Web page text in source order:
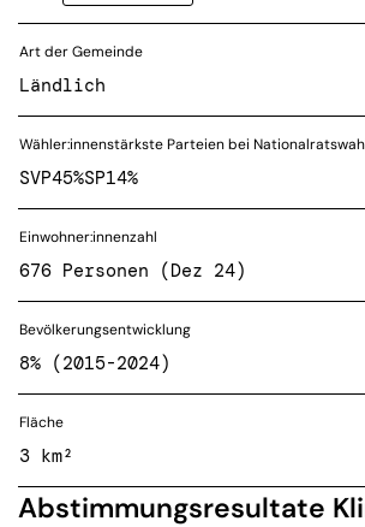
Art der Gemeinde
Ländlich
Wähler:innenstärkste Parteien bei
SVP45%SP14%
Einwohner:innenzahl
676 Personen (Dez 24)
Bevölkerungsentwicklung
8% (2015-2024)
Fläche
3 km²
Abstimmungsresultate